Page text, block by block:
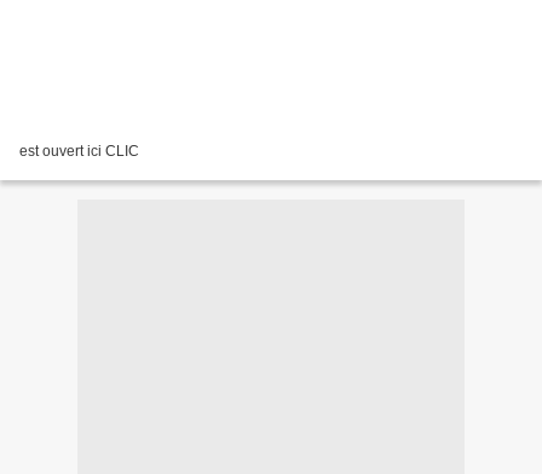
est ouvert ici CLIC